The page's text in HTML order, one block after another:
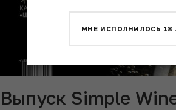
Выпуск Simple
МНЕ ИСПОЛНИЛОСЬ 18